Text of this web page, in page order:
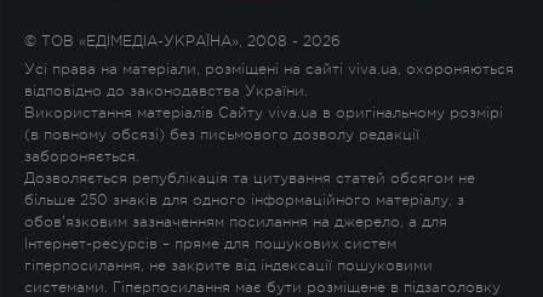
© ТОВ «ЕДІМЕДІА-УКРАЇНА», 2008 - 2026
Усі права на матеріали, розміщені на сайті viva.ua, охороняються
відповідно до законодавства України.
Використання матеріалів Сайту viva.ua в оригінальному розмірі
(в повному обсязі) без письмового дозволу редакції
забороняється.
Дозволяється републікація та цитування статей обсягом не
більше 250 знаків для одного інформаційного матеріалу, з
обов'язковим зазначенням посилання на джерело, а для
Інтернет-ресурсів – пряме для пошукових систем
гіперпосилання, не закрите від індексації пошуковими
системами. Гіперпосилання має бути розміщене в підзаголовку